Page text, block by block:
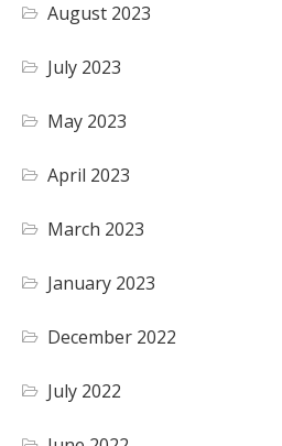
August 2023
July 2023
May 2023
April 2023
March 2023
January 2023
December 2022
July 2022